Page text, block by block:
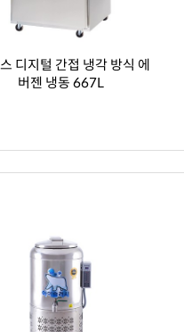
디지털 간접 냉각 방식 에
버젠 냉동 667L